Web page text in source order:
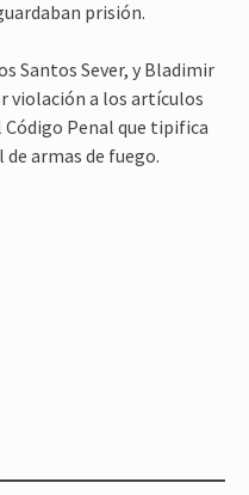
prisión.
Santos Sever, y Bladimir
violación a los artículos
Código Penal que tipifica
armas de fuego.